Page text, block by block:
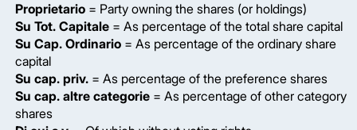
Proprietario = Party owning the shares (or holdings)
Su Tot. Capitale = As percentage of the total share capital
Su Cap. Ordinario = As percentage of the ordinary share
capital
Su cap. priv. = As percentage of the preference shares
Su cap. altre categorie = As percentage of other category
shares